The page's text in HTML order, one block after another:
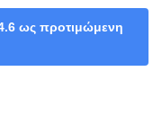
ως προτιμώμενη